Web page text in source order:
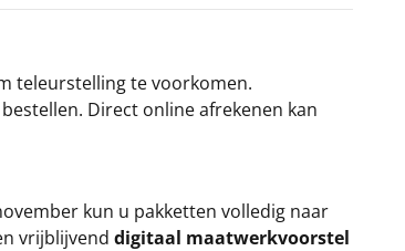
teleurstelling te voorkomen.
Direct online afrekenen kan
kun u pakketten volledig naar
vrijblijvend digitaal maatwerkvoorstel